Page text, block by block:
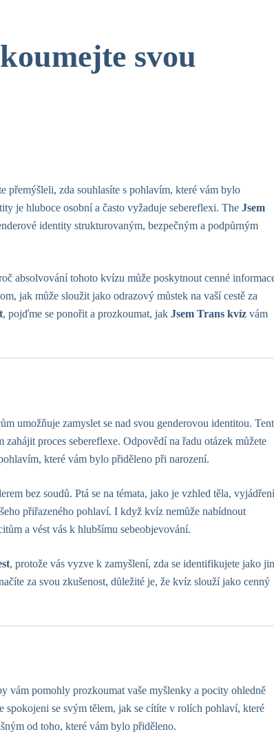
svou
přemýšleli, zda souhlasíte s pohlavím, které vám bylo
je hluboce osobní a často vyžaduje sebereflexi. The Jsem
identity strukturovaným, bezpečným a podpůrným
absolvování tohoto kvízu může poskytnout cenné
jak může sloužit jako odrazový můstek na vaší cestě za
, pojďme se ponořit a prozkoumat, jak Jsem Trans kvíz vám
umožňuje zamyslet se nad svou genderovou identitou.
proces sebereflexe. Odpovědí na řadu otázek můžete
které vám bylo přiděleno při narození.
bez soudů. Ptá se na témata, jako je vzhled těla, vyjádření
přiřazeného pohlaví. I když kvíz nemůže nabídnout
a vést vás k hlubšímu sebeobjevování.
, protože vás vyzve k zamyšlení, zda se identifikujete jako
za svou zkušenost, důležité je, že kvíz slouží jako cenný
vám pomohly prozkoumat vaše myšlenky a pocity ohledně
se svým tělem, jak se cítíte v rolích pohlaví, které
od toho, které vám bylo přiděleno.